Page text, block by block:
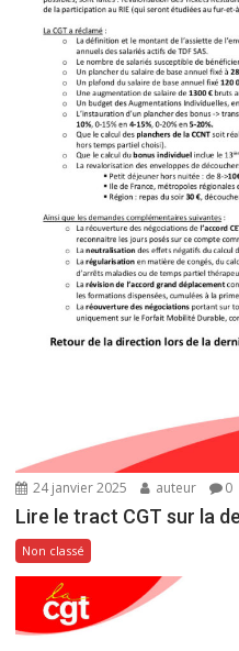
24 janvier 2025 auteur 0
Lire le tract CGT sur la
Non classé